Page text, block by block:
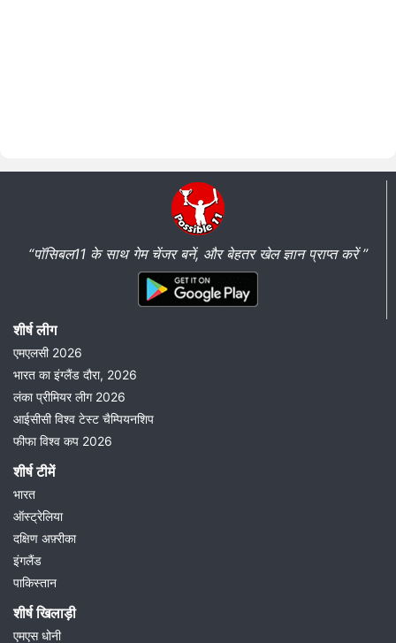
“पॉसिबल11 के साथ गेम चेंजर बनें, और बेहतर खेल ज्ञान प्राप्त करें ”
शीर्ष लीग
एमएलसी 2026
भारत का इंग्लैंड दौरा, 2026
लंका प्रीमियर लीग 2026
आईसीसी विश्व टेस्ट चैम्पियनशिप
फीफा विश्व कप 2026
शीर्ष टीमें
भारत
ऑस्ट्रेलिया
दक्षिण अफ़्रीका
इंगलैंड
पाकिस्तान
शीर्ष खिलाड़ी
एमएस धोनी